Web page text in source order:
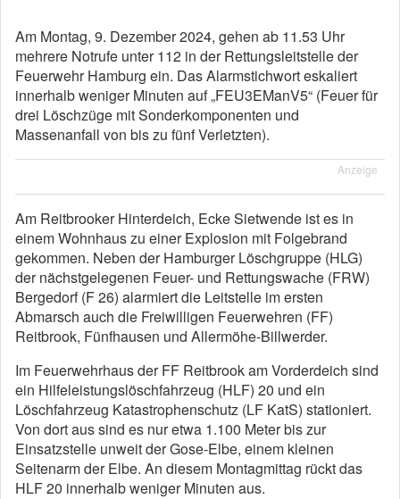
Am Montag, 9. Dezember 2024, gehen ab 11.53 Uhr
mehrere Notrufe unter 112 in der Rettungsleitstelle der
Feuerwehr Hamburg ein. Das Alarmstichwort eskaliert
innerhalb weniger Minuten auf „FEU3EManV5“ (Feuer für
drei Löschzüge mit Sonderkomponenten und
Massenanfall von bis zu fünf Verletzten).
Anzeige
Am Reitbrooker Hinterdeich, Ecke Sietwende ist es in
einem Wohnhaus zu einer Explosion mit Folgebrand
gekommen. Neben der Hamburger Löschgruppe (HLG)
der nächstgelegenen Feuer- und Rettungswache (FRW)
Bergedorf (F 26) alarmiert die Leitstelle im ersten
Abmarsch auch die Freiwilligen Feuerwehren (FF)
Reitbrook, Fünfhausen und Allermöhe-Billwerder.
Im Feuerwehrhaus der FF Reitbrook am Vorderdeich sind
ein Hilfeleistungslöschfahrzeug (HLF) 20 und ein
Löschfahrzeug Katastrophenschutz (LF KatS) stationiert.
Von dort aus sind es nur etwa 1.100 Meter bis zur
Einsatzstelle unweit der Gose-Elbe, einem kleinen
Seitenarm der Elbe. An diesem Montagmittag rückt das
HLF 20 innerhalb weniger Minuten aus.